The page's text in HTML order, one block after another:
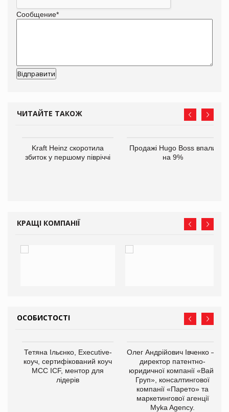
Сообщение*
ЧИТАЙТЕ ТАКОЖ
Kraft Heinz скоротила
збиток у першому півріччі
Продажі Hugo Boss впали
на 9%
КРАЩІ КОМПАНІЇ
ОСОБИСТОСТІ
Тетяна Ільєнко, Executive-
коуч, сертифікований коуч
МСС ICF, ментор для
лідерів
Олег Андрійович Івченко —
директор патентно-
юридичної компанії «Вайз
Груп», консалтингової
компанії «Парето» та
маркетингової агенції
Myka Agency.